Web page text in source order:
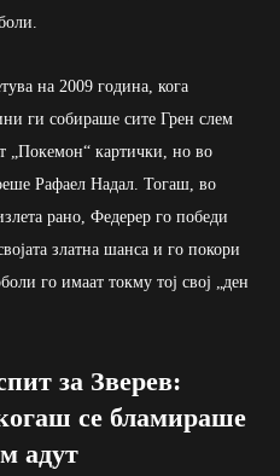
на 2009 година, кога
ги собираше сите Грен слем
„Покемон“ картички, но во
Рафаел Надал. Тогаш, во
рано, Федерер го победи
златна шанса и го покори
го имаат токму тој свој „ден
за Зверев:
се бламираше
адут